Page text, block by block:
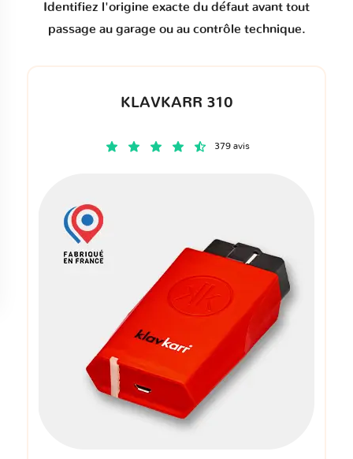
Identifiez l'origine exacte du défaut avant tout
passage au garage ou au contrôle technique.
KLAVKARR 310
379 avis